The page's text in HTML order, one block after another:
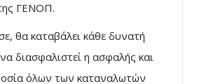
ΓΕΝΟΠ.
θα καταβάλει κάθε δυνατή
διασφαλιστεί η ασφαλής και
όλων των καταναλωτών